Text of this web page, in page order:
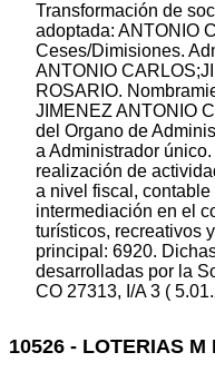
Transformación de
adoptada: ANTONIO
Ceses/Dimisiones.
ANTONIO
ROSARIO.
JIMENEZ ANTONIO
del Organo de
a Administrador
realización de
a nivel fiscal,
intermediación en el
turísticos, recreativos
principal: 6920.
desarrolladas por la
CO 27313, I/A 3 (
10526 - LOTERIAS